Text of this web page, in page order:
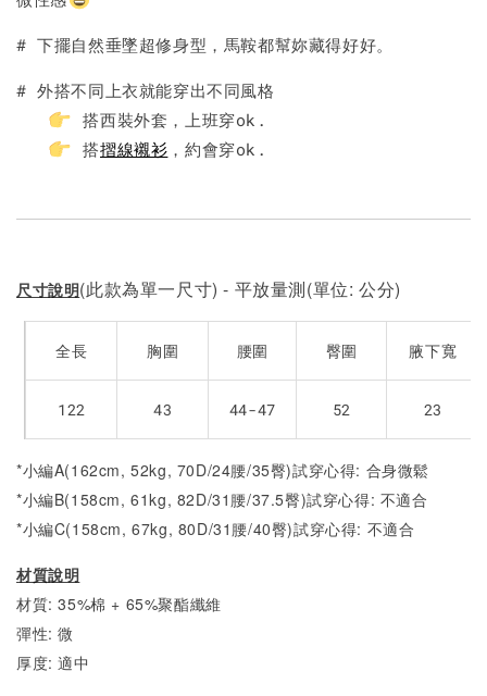
# 下擺自然垂墜超修身型，馬鞍都幫妳藏得好好。
# 外搭不同上衣就能穿出不同風格
搭西裝外套，上班穿ok.
搭摺線襯衫 ，約會穿ok.
尺寸說明(此款為單一尺寸) - 平放量測(單位: 公分)
全長 胸圍 腰圍 臀圍 腋下寬
122 43 44-47 52 23
*小編A(162cm, 52kg, 70D/24腰/35臀)試穿心得: 合身微鬆
*小編B(158cm, 61kg, 82D/31腰/37.5臀)試穿心得: 不適合
*小編C(158cm, 67kg, 80D/31腰/40臀)試穿心得: 不適合
材質說明
材質: 35%棉 + 65%聚酯纖維
彈性: 微
厚度: 適中